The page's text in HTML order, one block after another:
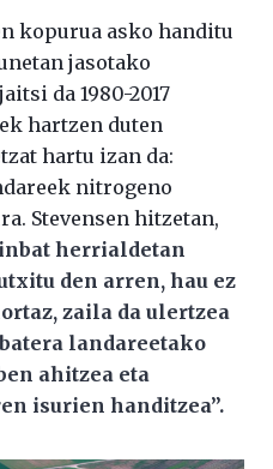
kopurua asko handitu
jasotako
da 1980-2017
hartzen duten
hartu izan da:
nitrogeno
Stevensen hitzetan,
herrialdetan
den arren, hau ez
zaila da ulertzea
landareetako
ahitzea eta
isurien handitzea”.